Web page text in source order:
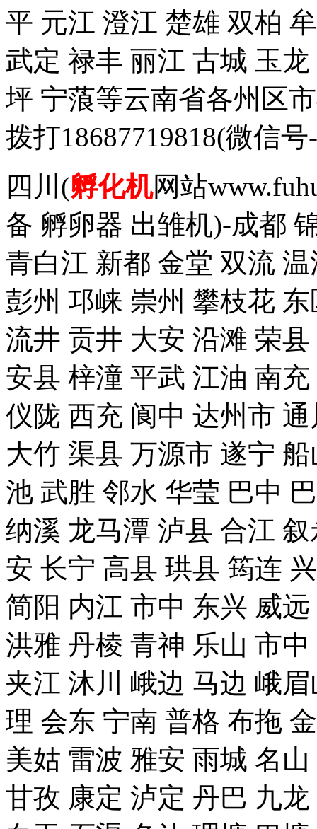
平 元江 澄江 楚雄 双柏
武定 禄丰 丽江 古城 玉
坪 宁蒗等云南省各州区
拨打18687719818(微信
四川(孵化机网站
备 孵卵器 出雏机)-成都
青白江 新都 金堂 双流
彭州 邛崃 崇州 攀枝花
流井 贡井 大安 沿滩 荣
安县 梓潼 平武 江油 南
仪陇 西充 阆中 达州市
大竹 渠县 万源市 遂宁
池 武胜 邻水 华莹 巴中
纳溪 龙马潭 泸县 合江
安 长宁 高县 珙县 筠连
简阳 内江 市中 东兴 威
洪雅 丹棱 青神 乐山 市
夹江 沐川 峨边 马边 峨
理 会东 宁南 普格 布拖
美姑 雷波 雅安 雨城 名
甘孜 康定 泸定 丹巴 九